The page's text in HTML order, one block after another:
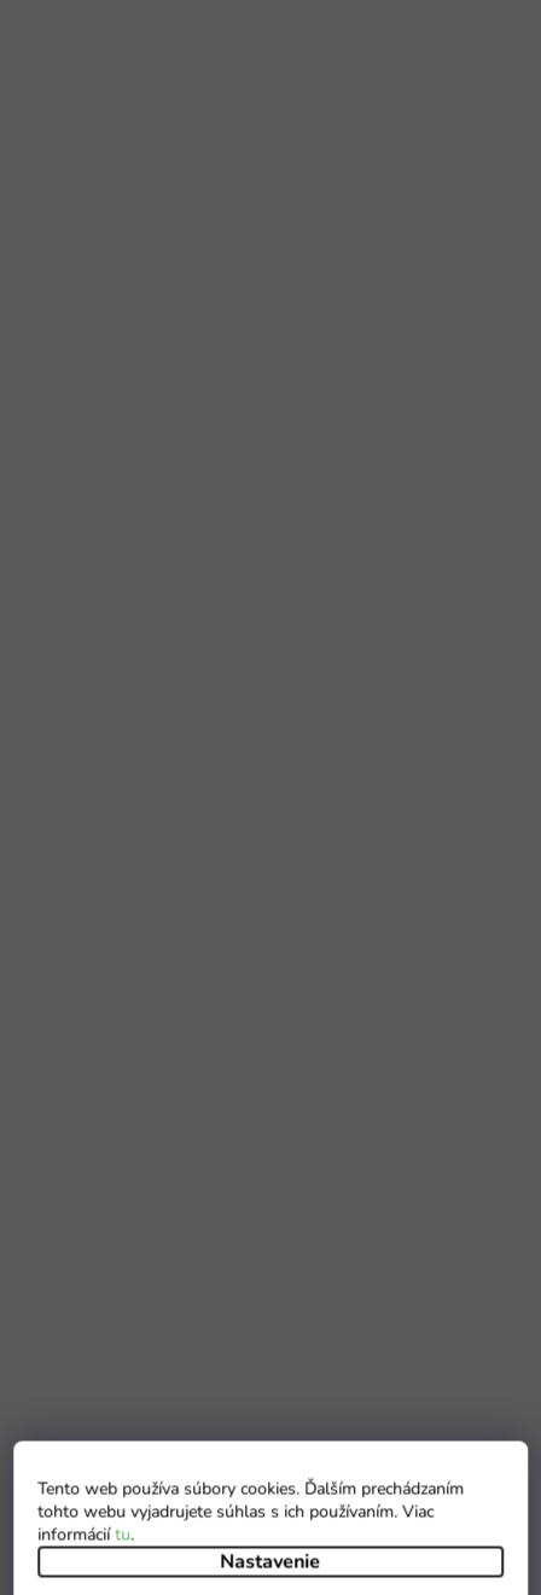
Tento web používa súbory cookies. Ďalším prechádzaním
tohto webu vyjadrujete súhlas s ich používaním. Viac
informáciítu.
Nastavenie